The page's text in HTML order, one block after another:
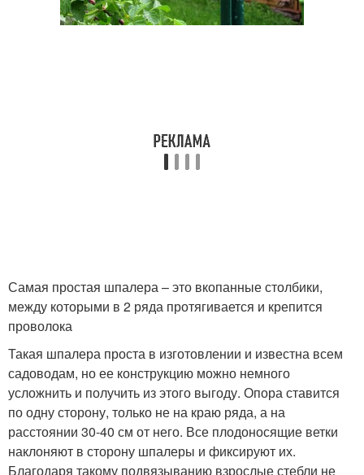
Самая простая шпалера – это вкопанные столбики,
между которыми в 2 ряда протягивается и крепится
проволока
Такая шпалера проста в изготовлении и известна всем
садоводам, но ее конструкцию можно немного
усложнить и получить из этого выгоду. Опора ставится
по одну сторону, только не на краю ряда, а на
расстоянии 30-40 см от него. Все плодоносящие ветки
наклоняют в сторону шпалеры и фиксируют их.
Благодаря такому подвязыванию взрослые стебли не